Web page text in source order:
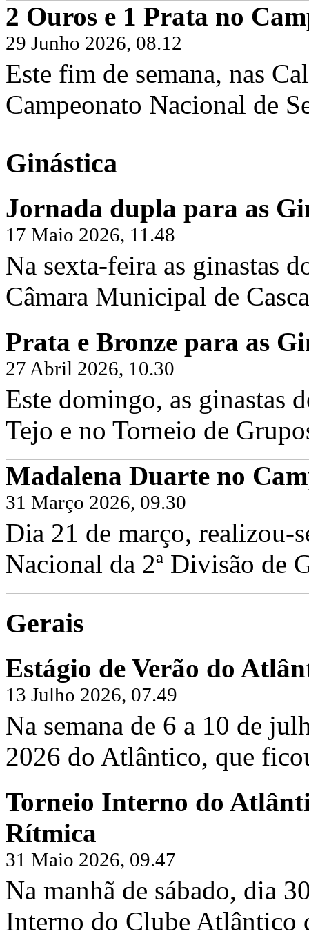
2 Ouros e 1 Prata no
29 Junho 2026, 08.12
Este fim de semana, nas
Campeonato Nacional de
Ginástica
Jornada dupla para as
17 Maio 2026, 11.48
Na sexta-feira as ginastas
Câmara Municipal de
Prata e Bronze para as
27 Abril 2026, 10.30
Este domingo, as ginastas
Tejo e no Torneio de
Madalena Duarte no
31 Março 2026, 09.30
Dia 21 de março, realizou-
Nacional da 2ª Divisão de
Gerais
Estágio de Verão do
13 Julho 2026, 07.49
Na semana de 6 a 10 de
2026 do Atlântico, que
Torneio Interno do
Rítmica
31 Maio 2026, 09.47
Na manhã de sábado, dia
Interno do Clube Atlântico